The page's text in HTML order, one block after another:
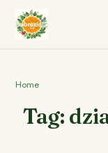
Home
Tag: